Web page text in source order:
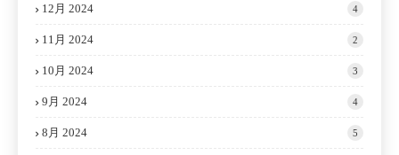
12月 2024 4
11月 2024 2
10月 2024 3
9月 2024 4
8月 2024 5